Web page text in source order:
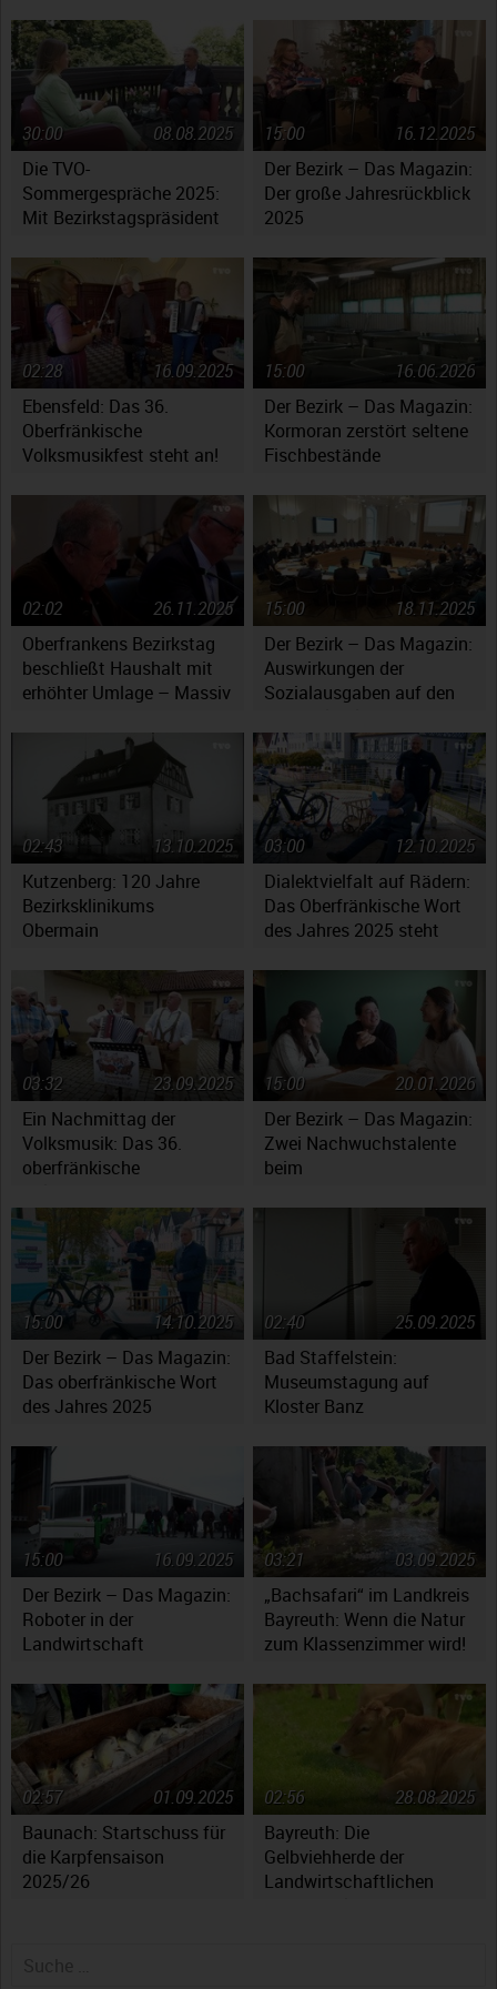
Die TVO-
Sommergespräche 2025:
Mit Bezirkstagspräsident
08.08.2025
30:00
Der Bezirk – Das Magazin:
Der große Jahresrückblick
2025
16.12.2025
15:00
Ebensfeld: Das 36.
Oberfränkische
Volksmusikfest steht an!
16.09.2025
02:28
Der Bezirk – Das Magazin:
Kormoran zerstört seltene
Fischbestände
16.06.2026
15:00
Oberfrankens Bezirkstag
beschließt Haushalt mit
erhöhter Umlage – Massiv
26.11.2025
02:02
Der Bezirk – Das Magazin:
Auswirkungen der
Sozialausgaben auf den
18.11.2025
15:00
Kutzenberg: 120 Jahre
Bezirksklinikums
Obermain
13.10.2025
02:43
Dialektvielfalt auf Rädern:
Das Oberfränkische Wort
des Jahres 2025 steht
12.10.2025
03:00
Ein Nachmittag der
Volksmusik: Das 36.
oberfränkische
Ebensfeld
23.09.2025
03:32
Der Bezirk – Das Magazin:
Zwei Nachwuchstalente
beim
20.01.2026
15:00
Der Bezirk – Das Magazin:
Das oberfränkische Wort
des Jahres 2025
14.10.2025
15:00
Bad Staffelstein:
Museumstagung auf
Kloster Banz
25.09.2025
02:40
Der Bezirk – Das Magazin:
Roboter in der
Landwirtschaft
16.09.2025
15:00
„Bachsafari“ im Landkreis
Bayreuth: Wenn die Natur
zum Klassenzimmer wird!
03.09.2025
03:21
Baunach: Startschuss für
die Karpfensaison
2025/26
01.09.2025
02:57
Bayreuth: Die
Gelbviehherde der
Landwirtschaftlichen
28.08.2025
02:56